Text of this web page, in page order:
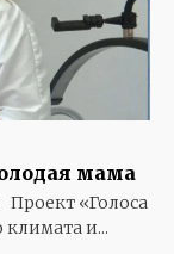
мама
Проект «Голоса
и...